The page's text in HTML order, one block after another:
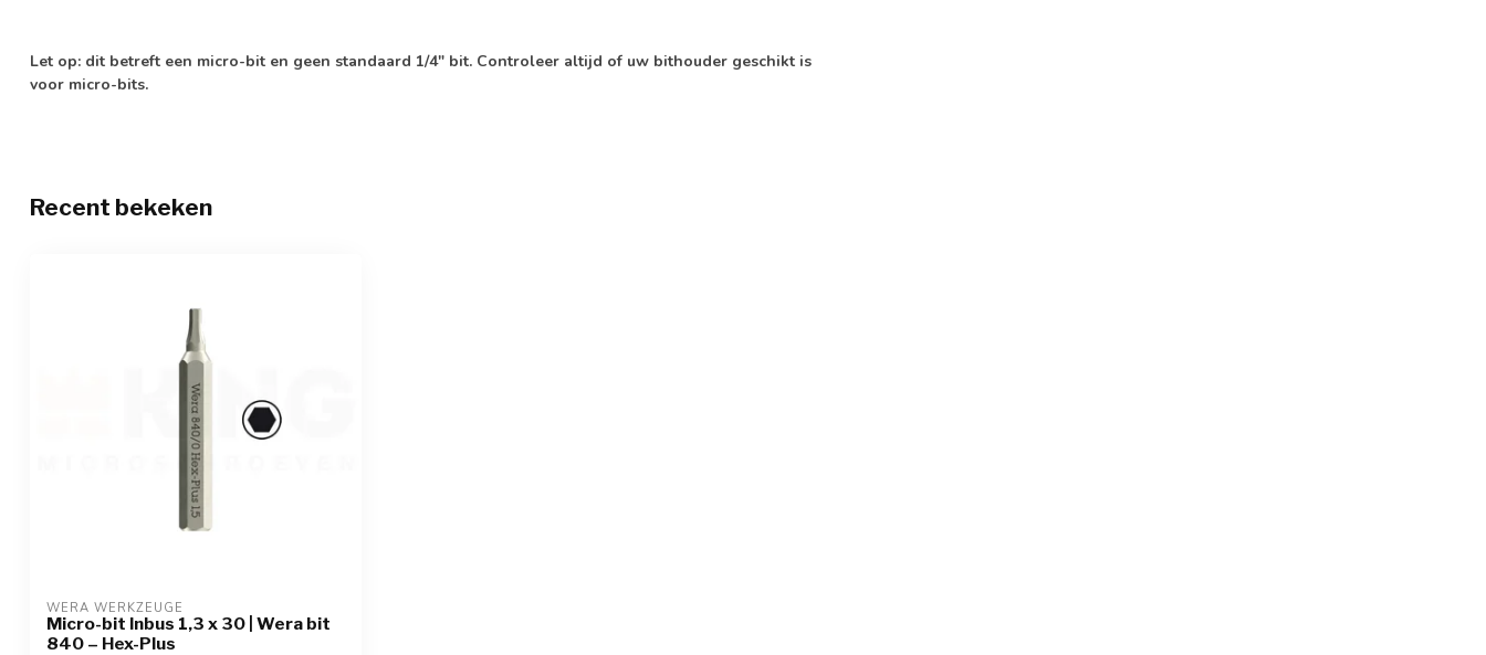
Let op: dit betreft een micro-bit en geen standaard 1/4" bit. Controleer altijd of uw bithouder geschikt is
voor micro-bits.
Recent bekeken
WERA WERKZEUGE
Micro-bit Inbus 1,3 x 30 | Wera bit
840 – Hex-Plus